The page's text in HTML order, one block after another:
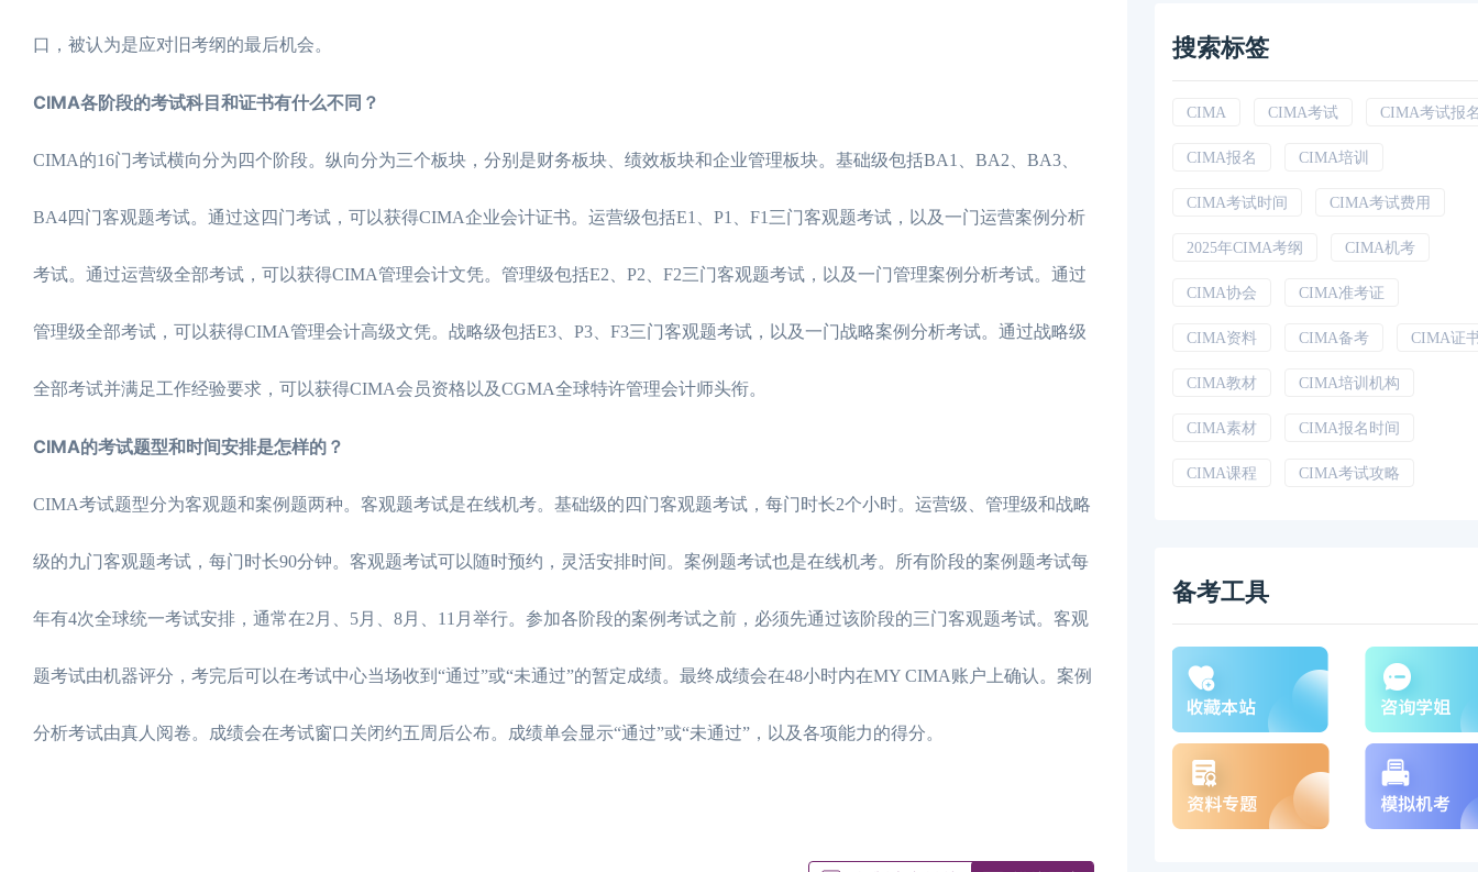
口，被认为是应对旧考纲的最后机会。
CIMA各阶段的考试科目和证书有什么不同？
CIMA的16门考试横向分为四个阶段。纵向分为三个板块，分别是财务板块、绩效板块和企业管理板块。基础级包括BA1、BA2、BA3、
BA4四门客观题考试。通过这四门考试，可以获得CIMA企业会计证书。运营级包括E1、P1、F1三门客观题考试，以及一门运营案例分析
考试。通过运营级全部考试，可以获得CIMA管理会计文凭。管理级包括E2、P2、F2三门客观题考试，以及一门管理案例分析考试。通过
管理级全部考试，可以获得CIMA管理会计高级文凭。战略级包括E3、P3、F3三门客观题考试，以及一门战略案例分析考试。通过战略级
全部考试并满足工作经验要求，可以获得CIMA会员资格以及CGMA全球特许管理会计师头衔。
CIMA的考试题型和时间安排是怎样的？
CIMA考试题型分为客观题和案例题两种。客观题考试是在线机考。基础级的四门客观题考试，每门时长2个小时。运营级、管理级和战略
级的九门客观题考试，每门时长90分钟。客观题考试可以随时预约，灵活安排时间。案例题考试也是在线机考。所有阶段的案例题考试每
年有4次全球统一考试安排，通常在2月、5月、8月、11月举行。参加各阶段的案例考试之前，必须先通过该阶段的三门客观题考试。客观
题考试由机器评分，考完后可以在考试中心当场收到“通过”或“未通过”的暂定成绩。最终成绩会在48小时内在MY CIMA账户上确认。案例
分析考试由真人阅卷。成绩会在考试窗口关闭约五周后公布。成绩单会显示“通过”或“未通过”，以及各项能力的得分。
搜索标签
CIMA CIMA考试 CIMA考试报
CIMA报名 CIMA培训
CIMA考试时间 CIMA考试费用
2025年CIMA考纲 CIMA机考
CIMA协会 CIMA准考证
CIMA资料 CIMA备考 CIMA证
CIMA教材 CIMA培训机构
CIMA素材 CIMA报名时间
CIMA课程 CIMA考试攻略
备考工具